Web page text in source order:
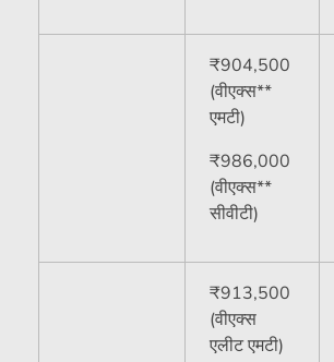
₹904,500
(वीएक्स**
एमटी)
₹986,000
(वीएक्स**
सीवीटी)
₹913,500
(वीएक्स
एलीट एमटी)